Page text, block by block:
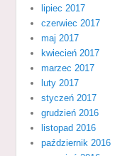
lipiec 2017
czerwiec 2017
maj 2017
kwiecień 2017
marzec 2017
luty 2017
styczeń 2017
grudzień 2016
listopad 2016
październik 2016